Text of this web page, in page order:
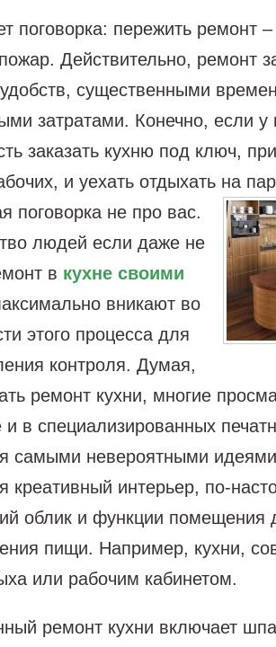
поговорка: пережить ремонт
Действительно, ремонт
существенными
затратами. Конечно, если у
заказать кухню под ключ,
и уехать отдыхать на
поговорка не про вас.
людей если даже не
в кухне своими
вникают во
этого процесса для
контроля. Думая,
ремонт кухни, многие
и в специализированных
самыми невероятными
креативный интерьер, по-
облик и функции помещения
пищи. Например, кухни,
или рабочим кабинетом.
ремонт кухни включает